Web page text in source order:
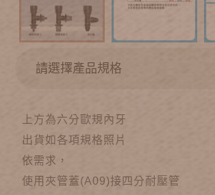
上方為六分歐規內牙
出貨如各項規格照片
依需求，
使用夾管蓋(A09)接四分耐壓管